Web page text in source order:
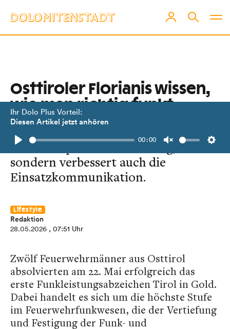
Ihr Dolo Plus Vorteil:
Diesen Artikel jetzt anhören
Play
00:00
Unmute
Osttiroler Florianis wissen,
wie man richtig funkt
Know-how im Feuerwehrfunk ist
nicht nur persönlicher Erfolg,
sondern verbessert auch die
Einsatzkommunikation.
Lifestyle
Redaktion
28.05.2026 , 07:51 Uhr
Zwölf Feuerwehrmänner aus Osttirol
absolvierten am 22. Mai erfolgreich das
erste Funkleistungsabzeichen Tirol in Gold.
Dabei handelt es sich um die höchste Stufe
im Feuerwehrfunkwesen, die der Vertiefung
und Festigung der Funk- und